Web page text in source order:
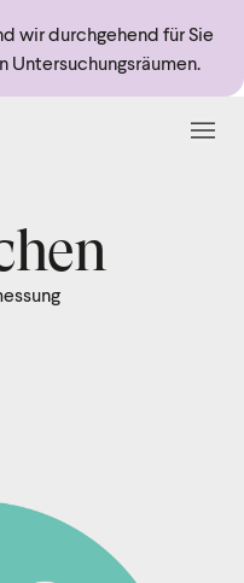
wir durchgehend für Sie
Untersuchungsräumen.